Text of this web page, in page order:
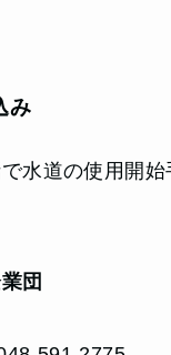
み
水道の使用開始
団